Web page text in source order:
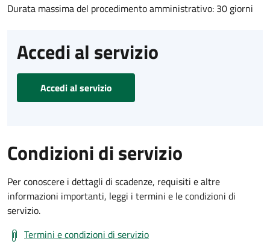
Durata massima del procedimento amministrativo: 30 giorni
Accedi al servizio
Accedi al servizio
Condizioni di servizio
Per conoscere i dettagli di scadenze, requisiti e altre
informazioni importanti, leggi i termini e le condizioni di
servizio.
Termini e condizioni di servizio